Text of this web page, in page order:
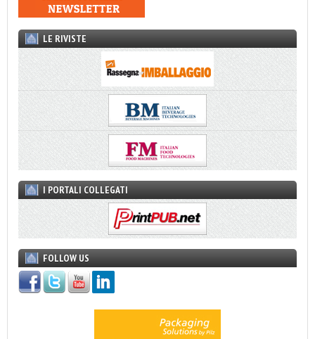
LE RIVISTE
I PORTALI COLLEGATI
FOLLOW US